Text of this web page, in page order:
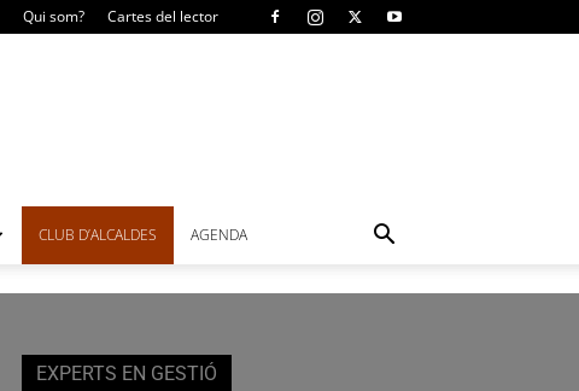
Qui som? Cartes del lector
CLUB D’ALCALDES AGENDA
EXPERTS EN GESTIÓ